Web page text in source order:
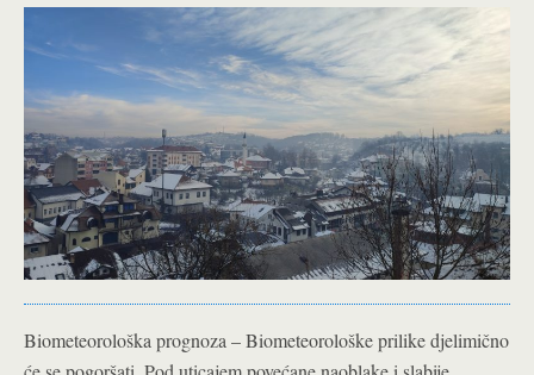
Biometeorološka prognoza – Biometeorološke prilike djelimično